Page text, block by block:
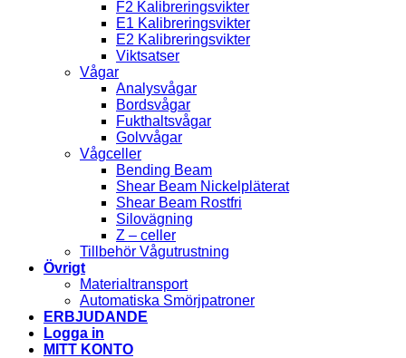
F2 Kalibreringsvikter
E1 Kalibreringsvikter
E2 Kalibreringsvikter
Viktsatser
Vågar
Analysvågar
Bordsvågar
Fukthaltsvågar
Golvvågar
Vågceller
Bending Beam
Shear Beam Nickelpläterat
Shear Beam Rostfri
Silovägning
Z – celler
Tillbehör Vågutrustning
Övrigt
Materialtransport
Automatiska Smörjpatroner
ERBJUDANDE
Logga in
MITT KONTO